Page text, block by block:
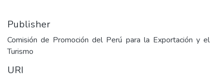
Publisher
Comisión de Promoción del Perú para la Exportación y el
Turismo
URI